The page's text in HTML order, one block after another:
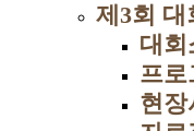
제3회 대
대회
프로
현장